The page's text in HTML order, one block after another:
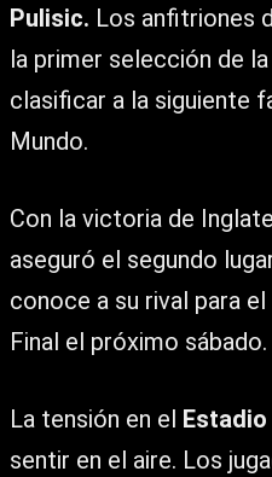
Pulisic. Los anfitriones
la primer selección de la
clasificar a la siguiente
Mundo.
Con la victoria de
aseguró el segundo
conoce a su rival para
Final el próximo sábado.
La tensión en el
sentir en el aire. Los